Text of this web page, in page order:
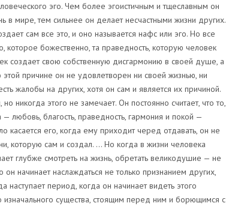
эго. Чем более эгоистичным и тщеславным он
в мире, тем сильнее он делает несчастными жизни других.
сам все это, и оно называется нафс или эго. Но все
божественно, та праведность, которую человек
создает свою собственную дисгармонию в своей душе, а
причине он не удовлетворен ни своей жизнью, ни
жалобы на других, хотя он сам и является их причиной.
никогда этого не замечает. Он постоянно считает, что то,
— любовь, благость, праведность, гармония и покой —
касается его, когда ему приходит черед отдавать, он не
которую сам и создал. … Но когда в жизни человека
глубже смотреть на жизнь, обретать великодушие — не
он начинает наслаждаться не только признанием других,
наступает период, когда он начинает видеть этого
изначального существа, стоящим перед ним и борющимся с